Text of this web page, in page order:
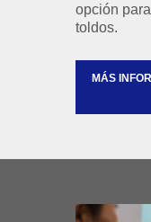
opción
toldos.
MÁS